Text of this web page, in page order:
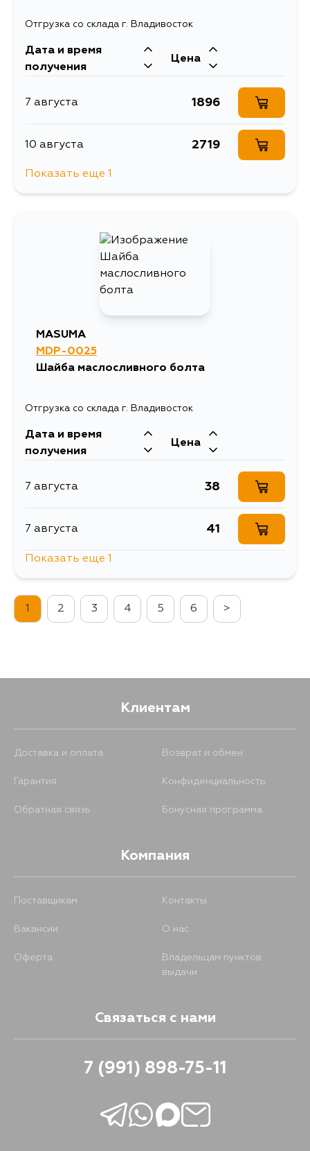
Отгрузка со склада г. Владивосток
Дата и время
получения
Цена
7 августа 1896
10 августа 2719
Показать еще 1
MASUMA
MDP-0025
Шайба маслосливного болта
Отгрузка со склада г. Владивосток
Дата и время
получения
Цена
7 августа 38
7 августа 41
Показать еще 1
1 2 3 4 5 6 >
Клиентам
Доставка и оплата Возврат и обмен
Гарантия Конфиденциальность
Обратная связь Бонусная программа
Компания
Поставщикам Контакты
Вакансии О нас
Оферта
Владельцам пунктов
выдачи
Связаться с нами
7 (991) 898-75-11